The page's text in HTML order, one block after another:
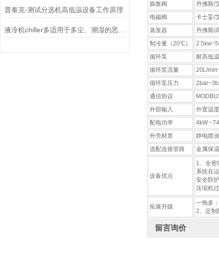
普泰克-测试分选机高低温设备工作原理
液冷机chiller多适用于多尘、潮湿的恶劣环境中
膨胀阀
丹佛斯/
电磁阀
卡士妥/
蒸发器
丹佛斯/
制冷量（20℃）
循环泵
耐高低
循环泵流量
20L/
循环泵压力
通信协议
外部输入
外置温
配电功率
4kW
外壳材质
静电喷
选配连接管路
金属保
设备优点
1、全密
系统在
安全防
压缩机
拓展升级
一拖多
2、定制
留言询价